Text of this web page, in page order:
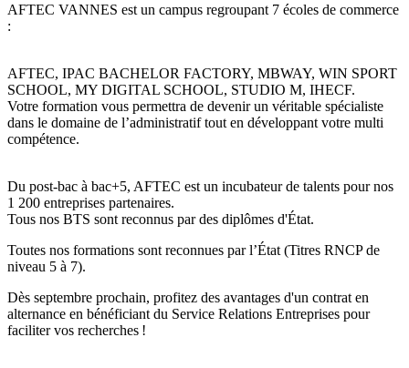
AFTEC VANNES est un campus regroupant 7 écoles de commerce
:
AFTEC, IPAC BACHELOR FACTORY, MBWAY, WIN SPORT
SCHOOL, MY DIGITAL SCHOOL, STUDIO M, IHECF.
Votre formation vous permettra de devenir un véritable spécialiste
dans le domaine de l’administratif tout en développant votre multi
compétence.
Du post-bac à bac+5, AFTEC est un incubateur de talents pour nos
1 200 entreprises partenaires.
Tous nos BTS sont reconnus par des diplômes d'État.
Toutes nos formations sont reconnues par l’État (Titres RNCP de
niveau 5 à 7).
Dès septembre prochain, profitez des avantages d'un contrat en
alternance en bénéficiant du Service Relations Entreprises pour
faciliter vos recherches !